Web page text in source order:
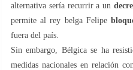
alternativa sería recurrir a un
permite al rey belga Felipe
fuera del país.
Sin embargo, Bélgica se ha
medidas nacionales en relación